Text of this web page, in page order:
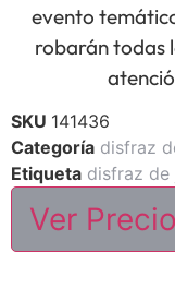
evento
robarán todas
SKU 141436
Categoría disfraz
Etiqueta disfraz de
Ver Precio